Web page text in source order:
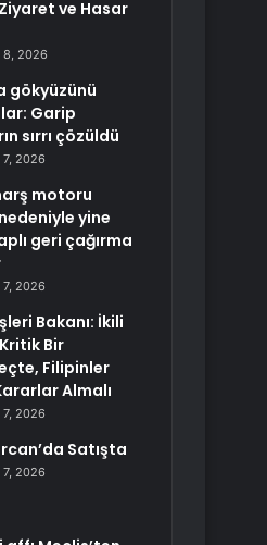
ve Hasar
8, 2026
gökyüzünü
Garip
sırrı çözüldü
2026
motoru
yine
geri çağırma
2026
Bakanı: İkili
Bir
Filipinler
Almalı
2026
Satışta
2026